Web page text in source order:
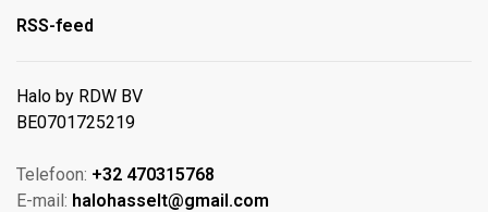
RSS-feed
Halo by RDW BV
BE0701725219
Telefoon: +32 470315768
E-mail: halohasselt@gmail.com